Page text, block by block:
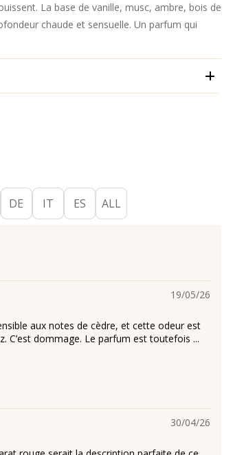
La base de vanille, musc, ambre, bois de
chaude et sensuelle. Un parfum qui
DE IT ES ALL
19/05/26
aux notes de cèdre, et cette odeur est
C’est dommage. Le parfum est toutefois ...
30/04/26